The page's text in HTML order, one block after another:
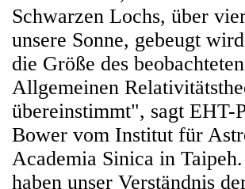
Schwarzen Lochs, über
unsere Sonne, gebeugt
die Größe des
Allgemeinen
übereinstimmt", sagt
Bower vom Institut für
Academia Sinica in
haben unser Verständnis